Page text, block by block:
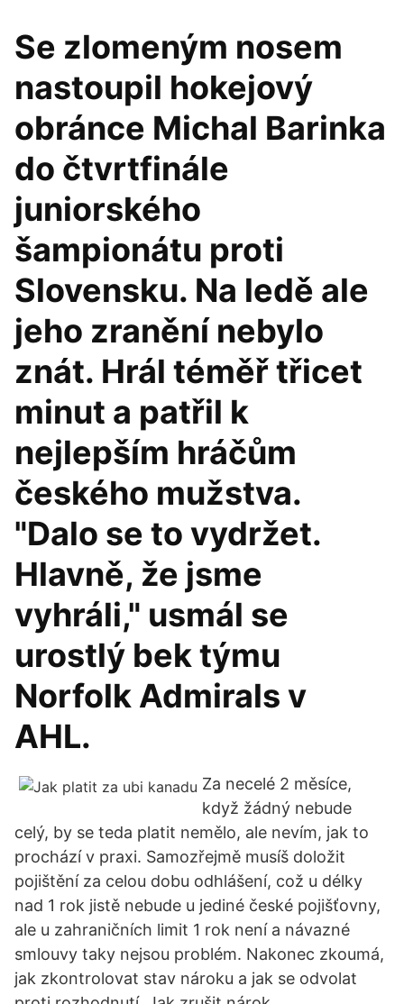
Se zlomeným nosem
nastoupil hokejový
obránce Michal Barinka
do čtvrtfinále
juniorského
šampionátu proti
Slovensku. Na ledě ale
jeho zranění nebylo
znát. Hrál téměř třicet
minut a patřil k
nejlepším hráčům
českého mužstva.
"Dalo se to vydržet.
Hlavně, že jsme
vyhráli," usmál se
urostlý bek týmu
Norfolk Admirals v
AHL.
Za necelé 2 měsíce,
když žádný nebude
celý, by se teda platit nemělo, ale nevím, jak to
prochází v praxi. Samozřejmě musíš doložit
pojištění za celou dobu odhlášení, což u délky
nad 1 rok jistě nebude u jediné české pojišťovny,
ale u zahraničních limit 1 rok není a návazné
smlouvy taky nejsou problém. Nakonec zkoumá,
jak zkontrolovat stav nároku a jak se odvolat